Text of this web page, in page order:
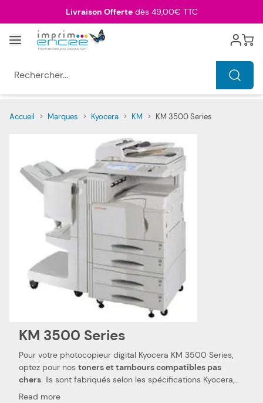
Livraison Offertedès 49,00€ TTC
Menu Cart
Accueil > Marques > Kyocera > KM > KM 3500 Series
KM 3500 Series
Pour votre photocopieur digital Kyocera KM 3500 Series,
optez pour nos toners et tambours compatibles pas
chers. Ils sont fabriqués selon les spécifications Kyocera,
ainsi que selon les normes spécifiques. Ceci les rend 100
Read more